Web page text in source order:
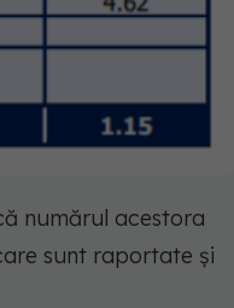
numărul acestora
sunt raportate și